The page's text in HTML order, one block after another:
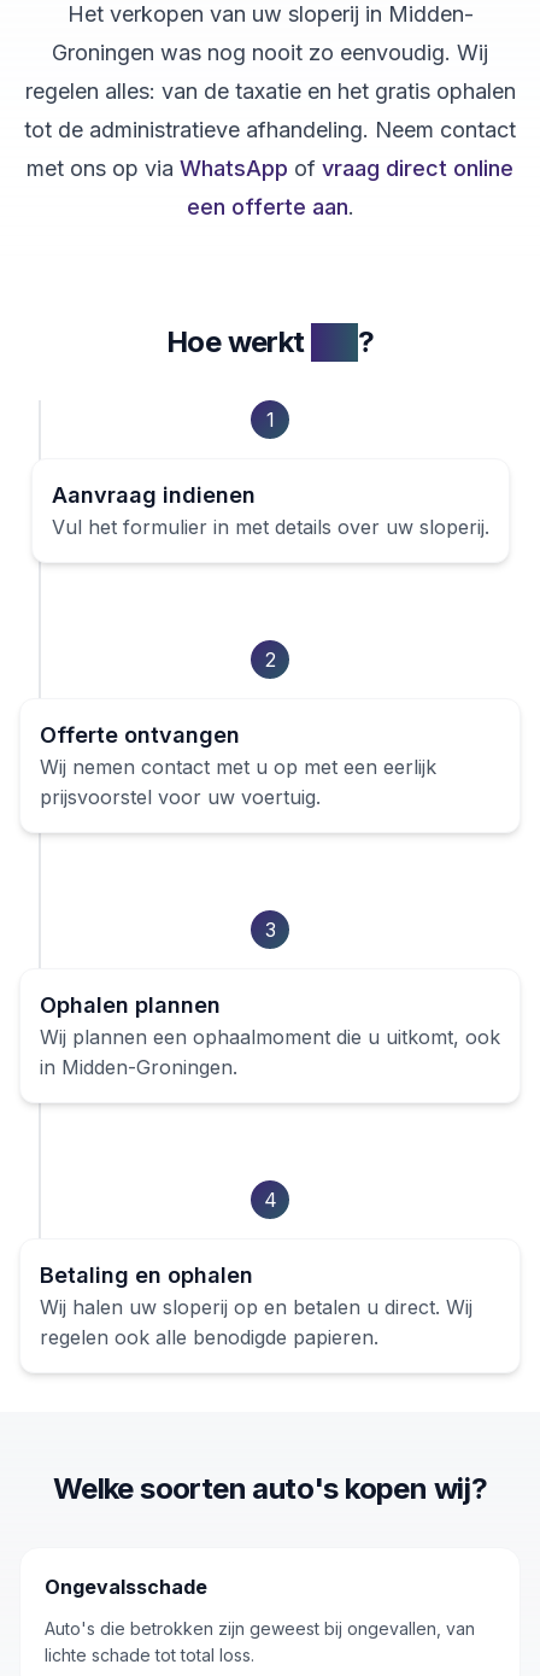
Het verkopen van uw sloperij in Midden-
Groningen was nog nooit zo eenvoudig. Wij
regelen alles: van de taxatie en het gratis ophalen
tot de administratieve afhandeling. Neem contact
met ons op via WhatsApp of vraag direct online
een offerte aan.
Hoe werkt ?
1
Aanvraag indienen
Vul het formulier in met details over uw sloperij.
2
Offerte ontvangen
Wij nemen contact met u op met een eerlijk
prijsvoorstel voor uw voertuig.
3
Ophalen plannen
Wij plannen een ophaalmoment die u uitkomt, ook
in Midden-Groningen.
4
Betaling en ophalen
Wij halen uw sloperij op en betalen u direct. Wij
regelen ook alle benodigde papieren.
Welke soorten auto'skopen wij?
Ongevalsschade
Auto's die betrokken zijn geweest bij ongevallen, van
lichte schade tot total loss.